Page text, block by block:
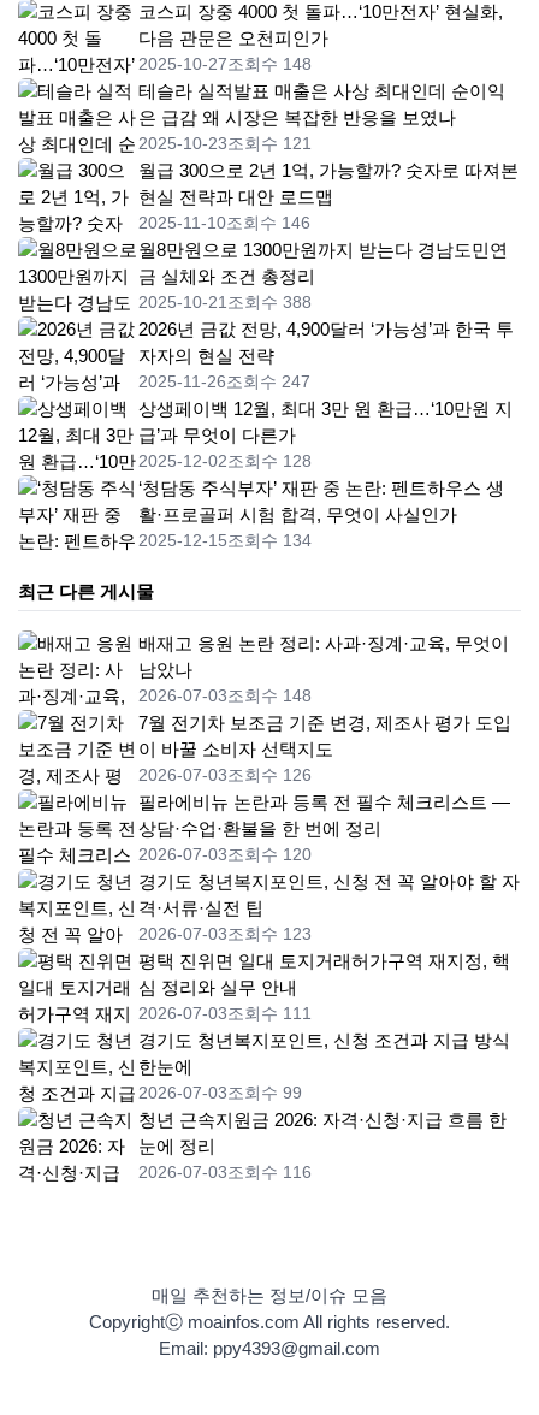
코스피 장중 4000 첫 돌파…‘10만전자’ 현실화,
다음 관문은 오천피인가
2025-10-27조회수 148
테슬라 실적발표 매출은 사상 최대인데 순이익
은 급감 왜 시장은 복잡한 반응을 보였나
2025-10-23조회수 121
월급 300으로 2년 1억, 가능할까? 숫자로 따져본
현실 전략과 대안 로드맵
2025-11-10조회수 146
월8만원으로 1300만원까지 받는다 경남도민연
금 실체와 조건 총정리
2025-10-21조회수 388
2026년 금값 전망, 4,900달러 ‘가능성’과 한국 투
자자의 현실 전략
2025-11-26조회수 247
상생페이백 12월, 최대 3만 원 환급…‘10만원 지
급’과 무엇이 다른가
2025-12-02조회수 128
‘청담동 주식부자’ 재판 중 논란: 펜트하우스 생
활·프로골퍼 시험 합격, 무엇이 사실인가
2025-12-15조회수 134
최근 다른 게시물
배재고 응원 논란 정리: 사과·징계·교육, 무엇이
남았나
2026-07-03조회수 148
7월 전기차 보조금 기준 변경, 제조사 평가 도입
이 바꿀 소비자 선택지도
2026-07-03조회수 126
필라에비뉴 논란과 등록 전 필수 체크리스트 —
상담·수업·환불을 한 번에 정리
2026-07-03조회수 120
경기도 청년복지포인트, 신청 전 꼭 알아야 할 자
격·서류·실전 팁
2026-07-03조회수 123
평택 진위면 일대 토지거래허가구역 재지정, 핵
심 정리와 실무 안내
2026-07-03조회수 111
경기도 청년복지포인트, 신청 조건과 지급 방식
한눈에
2026-07-03조회수 99
청년 근속지원금 2026: 자격·신청·지급 흐름 한
눈에 정리
2026-07-03조회수 116
매일 추천하는 정보/이슈 모음
Copyrightⓒ moainfos.com All rights reserved.
Email: ppy4393@gmail.com